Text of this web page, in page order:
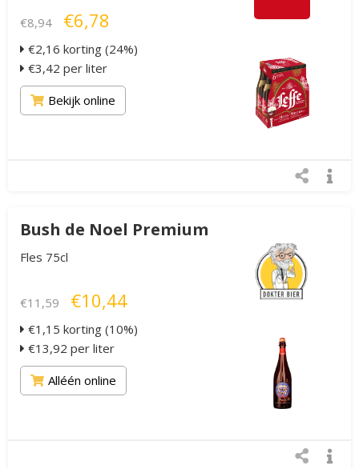
€8,94 €6,78
€2,16 korting (24%)
€3,42 per liter
Bekijk online
Bush de Noel Premium
Fles 75cl
€11,59 €10,44
€1,15 korting (10%)
€13,92 per liter
Alléén online